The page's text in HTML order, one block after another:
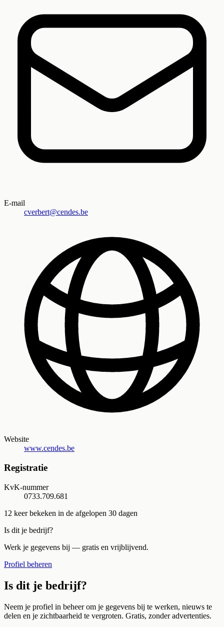
E-mail
cverbert@cendes.be
Website
www.cendes.be
Registratie
KvK-nummer
0733.709.681
12 keer bekeken in de afgelopen 30 dagen
Is dit je bedrijf?
Werk je gegevens bij — gratis en vrijblijvend.
Profiel beheren
Is dit je bedrijf?
Neem je profiel in beheer om je gegevens bij te werken, nieuws te
delen en je zichtbaarheid te vergroten. Gratis, zonder advertenties.